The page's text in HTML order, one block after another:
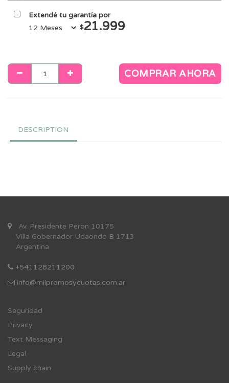
Extendé tu garantía por
$21.999
COMPRAR AHORA
DESCRIPTION
Av. Presidente Peron 10175
Villa Gobernador Udaondo B 1713
Argentina
+541128211200
info@milpromosycuotas.com.ar
Seguridad
Privacy
Text Messaging
Legal
Supply chain